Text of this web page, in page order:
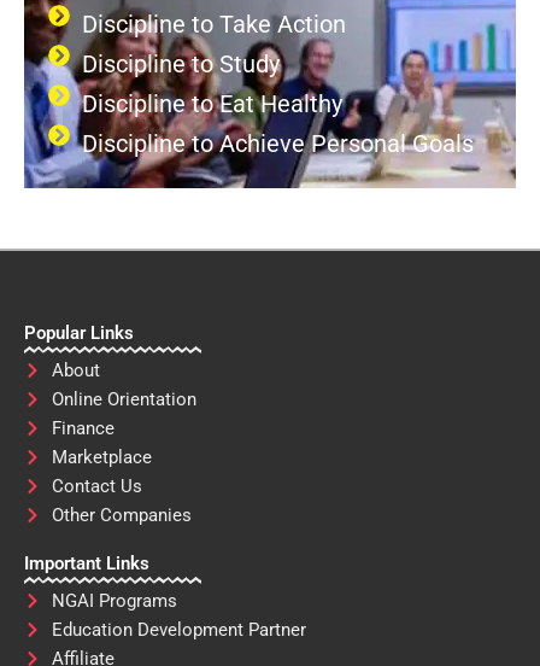
Discipline to Take Action
Discipline to Study
Discipline to Eat Healthy
Discipline to Achieve Personal Goals
Popular Links
About
Online Orientation
Finance
Marketplace
Contact Us
Other Companies
Important Links
NGAI Programs
Education Development Partner
Affiliate